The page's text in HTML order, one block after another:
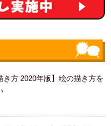
き方 2020年版】絵の描き方を